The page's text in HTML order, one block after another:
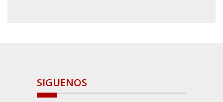
SIGUENOS